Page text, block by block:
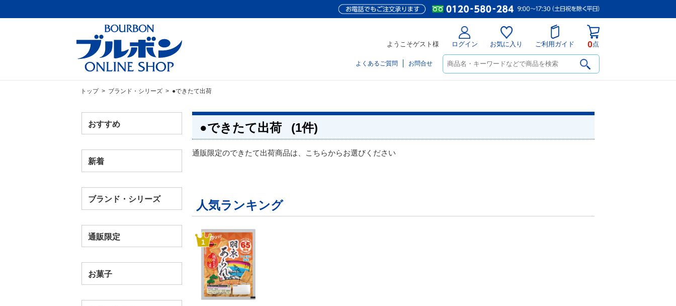
ようこそゲスト様 ログイン お気に入り ご利用ガイド 0点
よくあるご質問 お問合せ
トップ> ブランド・シリーズ> ●できたて出荷
おすすめ
新着
ブランド・シリーズ
通販限定
お菓子
●できたて出荷 (1件)
通販限定のできたて出荷商品は、こちらからお選びください
人気ランキング
1